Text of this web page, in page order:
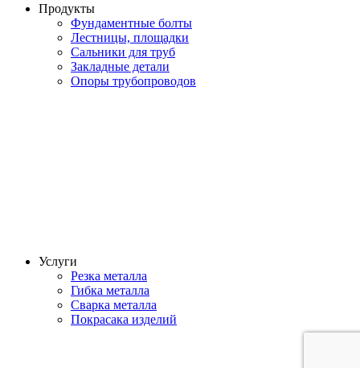
Продукты
Фундаментные болты
Лестницы, площадки
Сальники для труб
Закладные детали
Опоры трубопроводов
Услуги
Резка металла
Гибка металла
Сварка металла
Покрасака изделий